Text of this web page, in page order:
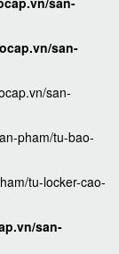
san-
san-
pham/tu-bao-
tu-locker-cao-
san-